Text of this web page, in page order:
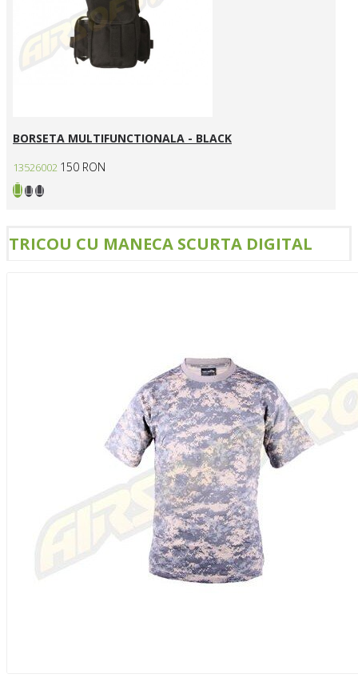
BORSETA MULTIFUNCTIONALA - BLACK
13526002 150 RON
TRICOU CU MANECA SCURTA DIGITAL